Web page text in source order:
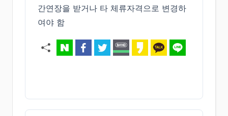
간연장을 받거나 타 체류자격으로 변경하
여야 함